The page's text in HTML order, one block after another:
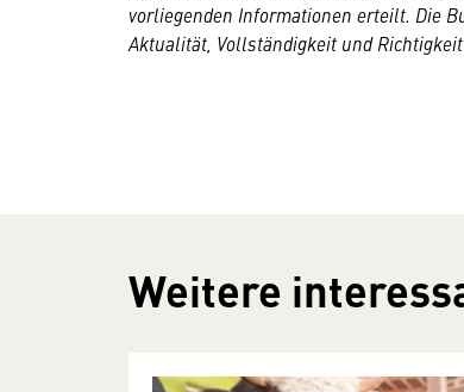
vorliegenden Informationen erteilt. Die
Aktualität, Vollständigkeit und
Weitere